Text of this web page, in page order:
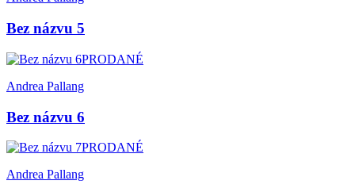
Bez názvu 5
PRODANÉ
Andrea Pallang
Bez názvu 6
PRODANÉ
Andrea Pallang